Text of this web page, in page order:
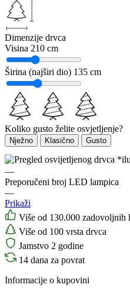
Dimenzije drvca
Visina 210 cm
Širina (najširi dio) 135 cm
Koliko gusto želite osvjetljenje?
Nježno Klasično Gusto
—
Preporučeni broj LED lampica
—
Prikaži
Više od 130.000 zadovoljnih
Više od 100 vrsta drvca
Jamstvo 2 godine
14 dana za povrat
Informacije o kupovini